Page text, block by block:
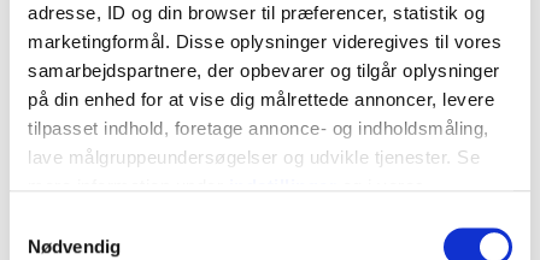
adresse, ID og din browser til præferencer, statistik og
marketingformål. Disse oplysninger videregives til vores
samarbejdspartnere, der opbevarer og tilgår oplysninger
på din enhed for at vise dig målrettede annoncer, levere
tilpasset indhold, foretage annonce- og indholdsmåling,
lave målgruppeundersøgelser og udvikle tjenester. Se
tilbage eller ændre indstillinger fra vores
Nødvendig
Produktblad
Liste/sokkelskrue.pdf
Art. Nr. Dimension